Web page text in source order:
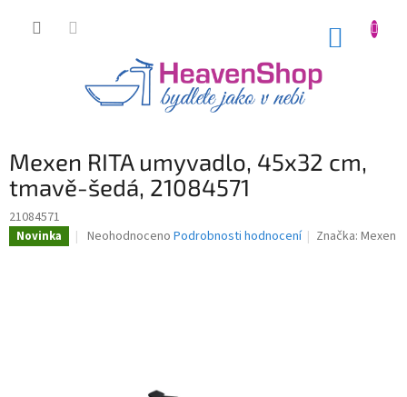
Mexen RITA umyvadlo, 45x32 cm,
tmavě-šedá, 21084571
21084571
Novinka
Průměrné
Neohodnoceno Podrobnosti hodnocení Značka:Mexen